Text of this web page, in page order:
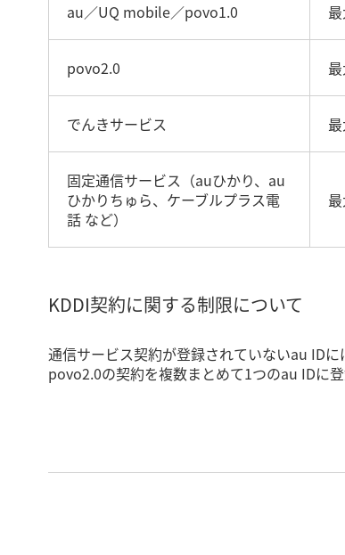
au／UQ mobile／povo1.0
povo2.0
でんきサービス
固定通信サービス（auひかり、au
ひかりちゅら、ケーブルプラス電
話 など）
KDDI契約に関する制限について
通信サービス契約が登録されていないau IDに
povo2.0の契約を複数まとめて1つのau IDに